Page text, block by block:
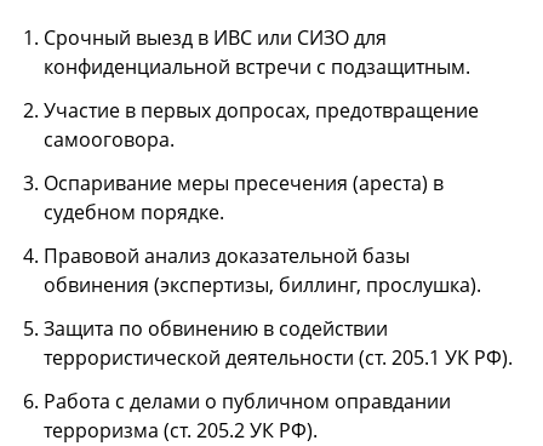
Срочный выезд в ИВС или СИЗО для
конфиденциальной встречи с подзащитным.
Участие в первых допросах, предотвращение
самооговора.
Оспаривание меры пресечения (ареста) в
судебном порядке.
Правовой анализ доказательной базы
обвинения (экспертизы, биллинг, прослушка).
Защита по обвинению в содействии
террористической деятельности (ст. 205.1 УК РФ).
Работа с делами о публичном оправдании
терроризма (ст. 205.2 УК РФ).